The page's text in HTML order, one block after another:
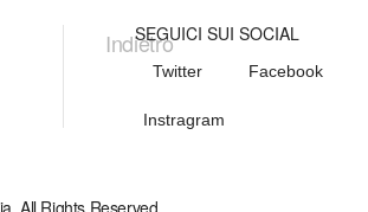
Indietro
SEGUICI SUI SOCIAL
Twitter Facebook
Instragram
All Rights Reserved.